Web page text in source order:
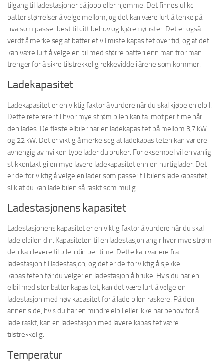
tilgang til ladestasjoner på jobb eller hjemme. Det finnes ulike
batteristørrelser å velge mellom, og det kan være lurt å tenke på
hva som passer best til ditt behov og kjøremønster. Det er også
verdt å merke seg at batteriet vil miste kapasitet over tid, og at det
kan være lurt å velge en bil med større batteri enn man tror man
trenger for å sikre tilstrekkelig rekkevidde i årene som kommer.
Ladekapasitet
Ladekapasitet er en viktig faktor å vurdere når du skal kjøpe en elbil.
Dette refererer til hvor mye strøm bilen kan ta imot per time når
den lades. De fleste elbiler har en ladekapasitet på mellom 3,7 kW
og 22 kW. Det er viktig å merke seg at ladekapasiteten kan variere
avhengig av hvilken type lader du bruker. For eksempel vil en vanlig
stikkontakt gi en mye lavere ladekapasitet enn en hurtiglader. Det
er derfor viktig å velge en lader som passer til bilens ladekapasitet,
slik at du kan lade bilen så raskt som mulig.
Ladestasjonens kapasitet
Ladestasjonens kapasitet er en viktig faktor å vurdere når du skal
lade elbilen din. Kapasiteten til en ladestasjon angir hvor mye strøm
den kan levere til bilen din per time. Dette kan variere fra
ladestasjon til ladestasjon, og det er derfor viktig å sjekke
kapasiteten før du velger en ladestasjon å bruke. Hvis du har en
elbil med stor batterikapasitet, kan det være lurt å velge en
ladestasjon med høy kapasitet for å lade bilen raskere. På den
annen side, hvis du har en mindre elbil eller ikke har behov for å
lade raskt, kan en ladestasjon med lavere kapasitet være
tilstrekkelig.
Temperatur